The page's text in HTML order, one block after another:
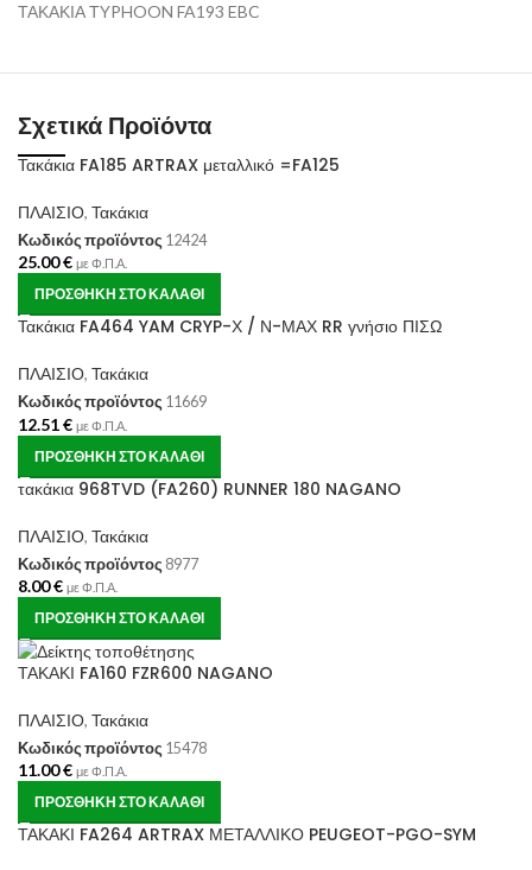
ΤΑΚΑΚΙΑ ΤYPHOON FA193 EBC
Σχετικά Προϊόντα
Τακάκια FA185 ARTRAX μεταλλικό =FA125
ΠΛΑΙΣΙΟ, Τακάκια
Κωδικός προϊόντος 12424
25.00€ με Φ.Π.Α.
ΠΡΟΣΘΉΚΗ ΣΤΟ ΚΑΛΆΘΙ
Τακάκια FA464 YAM CRYP-Χ / Ν-ΜΑΧ RR γνήσιο ΠΙΣΩ
ΠΛΑΙΣΙΟ, Τακάκια
Κωδικός προϊόντος 11669
12.51€ με Φ.Π.Α.
ΠΡΟΣΘΉΚΗ ΣΤΟ ΚΑΛΆΘΙ
τακάκια 968TVD (FA260) RUNNER 180 NAGANO
ΠΛΑΙΣΙΟ, Τακάκια
Κωδικός προϊόντος 8977
8.00€ με Φ.Π.Α.
ΠΡΟΣΘΉΚΗ ΣΤΟ ΚΑΛΆΘΙ
ΤΑΚΑΚΙ FA160 FZR600 NAGANO
ΠΛΑΙΣΙΟ, Τακάκια
Κωδικός προϊόντος 15478
11.00€ με Φ.Π.Α.
ΠΡΟΣΘΉΚΗ ΣΤΟ ΚΑΛΆΘΙ
ΤΑΚΑΚΙ FA264 ARTRAX ΜΕΤΑΛΛΙΚΟ PEUGEOT-PGO-SYM